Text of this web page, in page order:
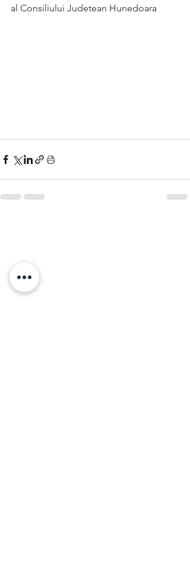
al Consiliului Judetean Hunedoara